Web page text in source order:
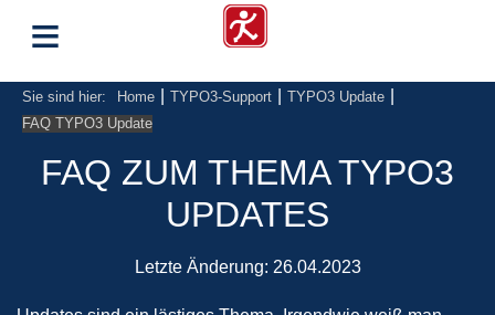
≡
Sie sind hier: Home TYPO3-Support TYPO3 Update
FAQ TYPO3 Update
FAQ ZUM THEMA TYPO3
UPDATES
Letzte Änderung: 26.04.2023